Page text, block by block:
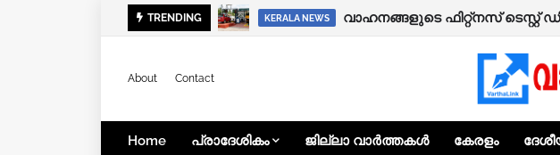
TRENDING KERALA NEWS വാഹനങ്ങളുടെ ഫിറ്റ്‌നസ് ടെസ്റ്റ്
LOCAL NEWS താമരശ്ശേരിയിൽ വ്യാജ സ്വർണം
About Contact
Home പ്രാദേശികം ജില്ലാ വാർത്തകൾ കേരളം